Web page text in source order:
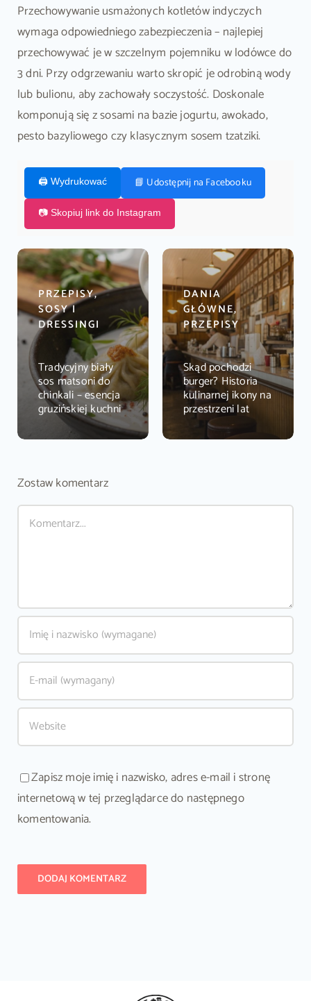
Przechowywanie usmażonych kotletów indyczych
wymaga odpowiedniego zabezpieczenia – najlepiej
przechowywać je w szczelnym pojemniku w lodówce do
3 dni. Przy odgrzewaniu warto skropić je odrobiną wody
lub bulionu, aby zachowały soczystość. Doskonale
komponują się z sosami na bazie jogurtu, awokado,
pesto bazyliowego czy klasycznym sosem tzatziki.
🖨️ Wydrukować 📘 Udostępnij na Facebooku
📷 Skopiuj link do Instagram
PRZEPISY,
SOSY I
DRESSINGI
Tradycyjny biały
sos matsoni do
chinkali – esencja
gruzińskiej kuchni
DANIA
GŁÓWNE,
PRZEPISY
Skąd pochodzi
burger? Historia
kulinarnej ikony na
przestrzeni lat
Zostaw komentarz
Comment
Zapisz moje imię i nazwisko, adres e-mail i stronę
internetową w tej przeglądarce do następnego
komentowania.